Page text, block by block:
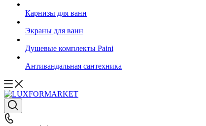
Карнизы для ванн
Экраны для ванн
Душевые комплекты Paini
Антивандальная сантехника